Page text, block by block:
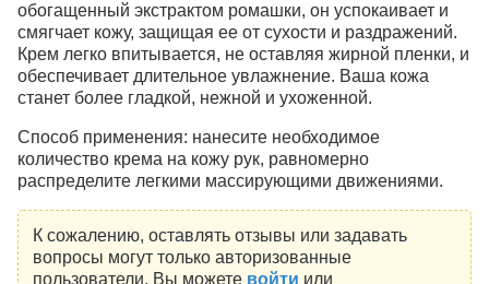
обогащенный экстрактом ромашки, он успокаивает и
смягчает кожу, защищая ее от сухости и раздражений.
Крем легко впитывается, не оставляя жирной пленки, и
обеспечивает длительное увлажнение. Ваша кожа
станет более гладкой, нежной и ухоженной.
Способ применения: нанесите необходимое
количество крема на кожу рук, равномерно
распределите легкими массирующими движениями.
К сожалению, оставлять отзывы или задавать
вопросы могут только авторизованные
пользователи. Вы можете войти или